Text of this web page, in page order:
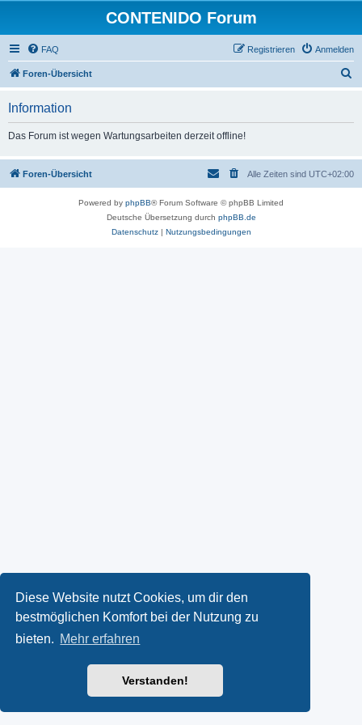
Diese Website nutzt Cookies, um dir den
bestmöglichen Komfort bei der Nutzung zu
bieten. Mehr erfahren
Verstanden!
CONTENIDO Forum
FAQ Anmelden
Registrieren
Foren-Übersicht
Information
Das Forum ist wegen Wartungsarbeiten derzeit offline!
Foren-Übersicht Alle Zeiten sind UTC+02:00
Powered by phpBB® Forum Software © phpBB Limited
Deutsche Übersetzung durch phpBB.de
Datenschutz| Nutzungsbedingungen